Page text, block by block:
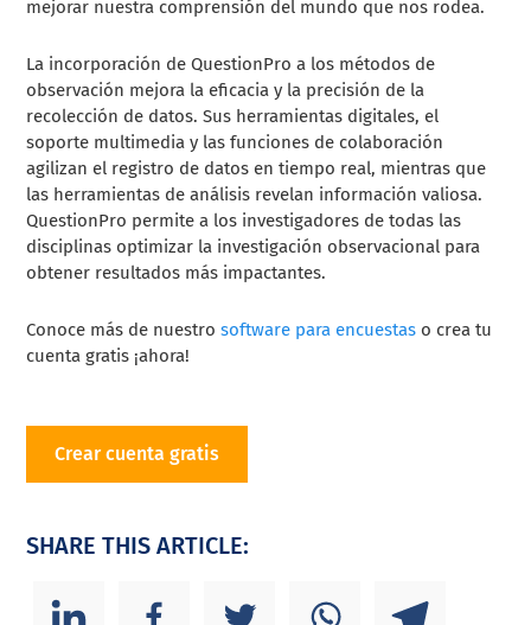
mejorar nuestra comprensión del mundo que nos rodea.
La incorporación de QuestionPro a los métodos de
observación mejora la eficacia y la precisión de la
recolección de datos. Sus herramientas digitales, el
soporte multimedia y las funciones de colaboración
agilizan el registro de datos en tiempo real, mientras que
las herramientas de análisis revelan información valiosa.
QuestionPro permite a los investigadores de todas las
disciplinas optimizar la investigación observacional para
obtener resultados más impactantes.
Conoce más de nuestrosoftware para encuestas o crea tu
cuenta gratis ¡ahora!
Crear cuenta gratis
SHARE THIS ARTICLE: